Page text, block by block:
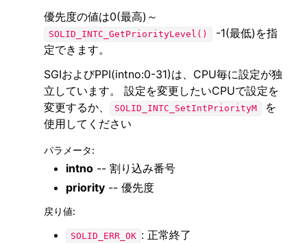
優先度の値は0(最高)～
SOLID_INTC_GetPriorityLevel()
-1(最低)を指
定できます。
SGIおよびPPI(intno:0-31)は、CPU毎に設定が独
立しています。 設定を変更したいCPUで設定を
変更するか、
SOLID_INTC_SetIntPriorityM
を
使用してください
パラメータ:
intno -- 割り込み番号
priority -- 優先度
戻り値:
SOLID_ERR_OK : 正常終了